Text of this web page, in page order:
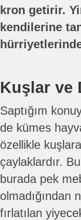
kron getirir.
kendilerine
Kuşlar ve
Saptığım
de kümes
özellikle
çaylaklardır.
burada pek
olmadığından
fırlatılan